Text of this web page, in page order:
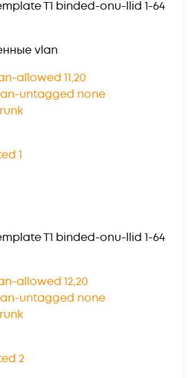
T1 binded-onu-llid 1-64
vlan
allowed 11,20
untagged none
1
T1 binded-onu-llid 1-64
allowed 12,20
untagged none
2